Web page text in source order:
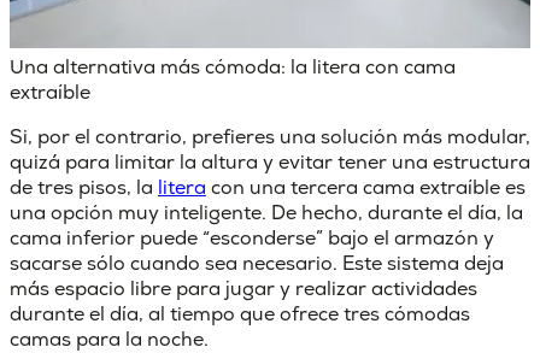
Una alternativa más cómoda: la litera con cama
extraíble
Si, por el contrario, prefieres una solución más modular,
quizá para limitar la altura y evitar tener una estructura
de tres pisos, la litera con una tercera cama extraíblees
una opción muy inteligente. De hecho, durante el día, la
cama inferior puede “esconderse” bajo el armazón y
sacarse sólo cuando sea necesario. Este sistema deja
más espacio libre para jugar y realizar actividades
durante el día, al tiempo que ofrece tres cómodas
camas para la noche.